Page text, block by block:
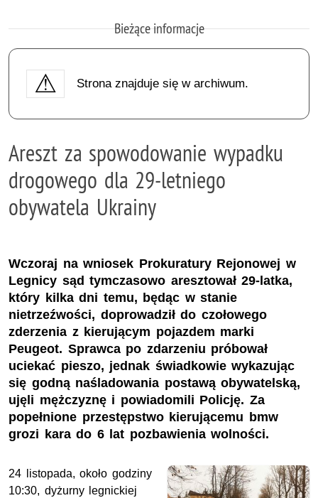
Bieżące informacje
Strona znajduje się w archiwum.
Areszt za spowodowanie wypadku
drogowego dla 29-letniego
obywatela Ukrainy
Wczoraj na wniosek Prokuratury Rejonowej w
Legnicy sąd tymczasowo aresztował 29-latka,
który kilka dni temu, będąc w stanie
nietrzeźwości, doprowadził do czołowego
zderzenia z kierującym pojazdem marki
Peugeot. Sprawca po zdarzeniu próbował
uciekać pieszo, jednak świadkowie wykazując
się godną naśladowania postawą obywatelską,
ujęli mężczyznę i powiadomili Policję. Za
popełnione przestępstwo kierującemu bmw
grozi kara do 6 lat pozbawienia wolności.
24 listopada, około godziny
10:30, dyżurny legnickiej